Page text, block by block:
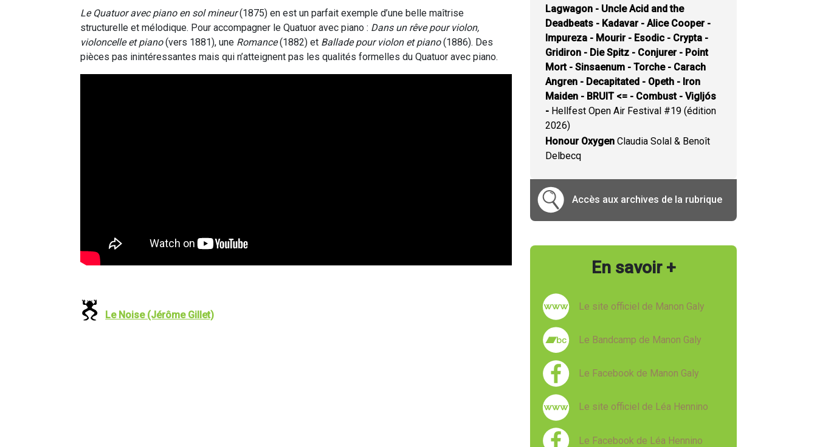
Le Quatuor avec piano en sol mineur(1875) en est un parfait exemple d’une belle maîtrise
structurelle et mélodique. Pour accompagner le Quatuor avec piano : Dans un rêve pour violon,
violoncelle et piano(vers 1881), une Romance(1882) et Ballade pour violon et piano(1886). Des
pièces pas inintéressantes mais qui n’atteignent pas les qualités formelles du Quatuor avec piano.
Le Noise (Jérôme Gillet)
Lagwagon - Uncle Acid and the
Deadbeats - Kadavar - Alice Cooper -
Impureza - Mourir - Esodic - Crypta -
Gridiron - Die Spitz - Conjurer - Point
Mort - Sinsaenum - Torche - Carach
Angren - Decapitated - Opeth - Iron
Maiden - BRUIT <= - Combust - Vigljós
- Hellfest Open Air Festival #19 (édition
2026)
Honour Oxygen Claudia Solal & Benoît
Delbecq
Accès aux archives de la rubrique
En savoir +
Le site officiel de Manon Galy
Le Bandcamp de Manon Galy
Le Facebook de Manon Galy
Le site officiel de Léa Hennino
Le Facebook de Léa Hennino